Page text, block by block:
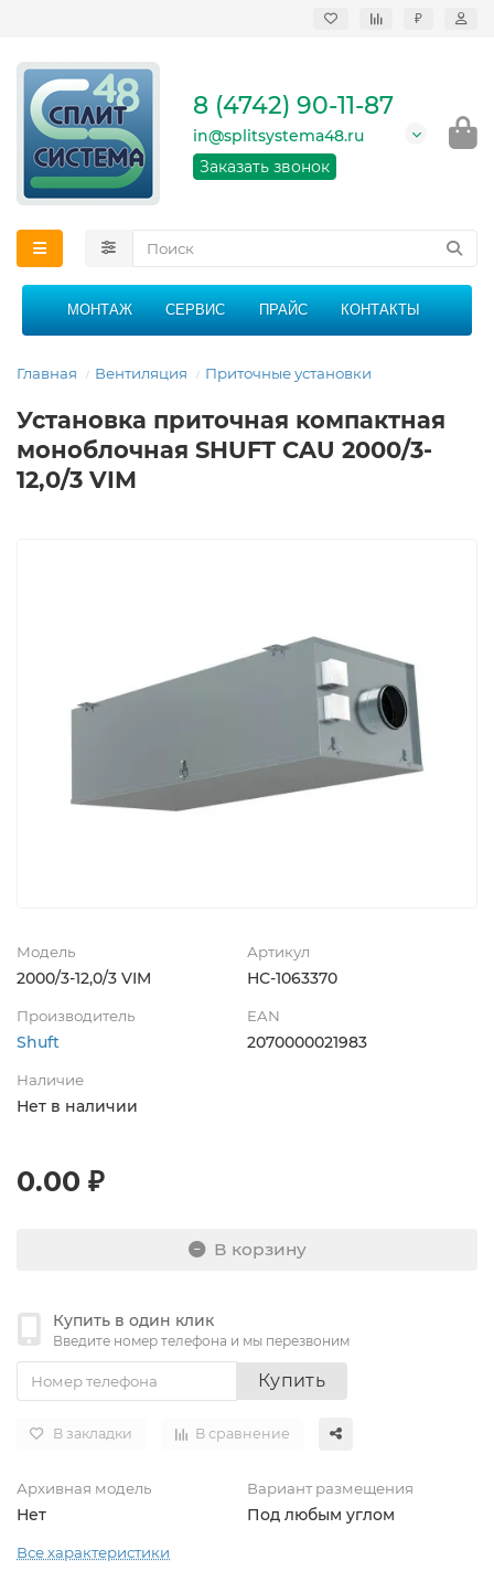
₽
кондиционеров в
области
График работы: 9:00 -
21:00 без перерыва и
8 (4742) 90-11-87
in@splitsystema48.ru
Заказать звонок
МОНТАЖ СЕРВИС ПРАЙС КОНТАКТЫ
Главная Вентиляция Приточные установки
Установка приточная компактная
моноблочная SHUFT CAU 2000/3-
12,0/3 VIM
Модель
2000/3-12,0/3 VIM
Артикул
НС-1063370
Производитель
Shuft
EAN
2070000021983
Наличие
Нет в наличии
0.00 ₽
В корзину
Купить в один клик
Введите номер телефона и мы перезвоним
Купить
В закладки В сравнение
Архивная модель
Нет
Вариант размещения
Под любым углом
Все характеристики